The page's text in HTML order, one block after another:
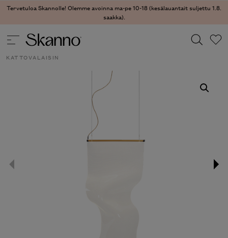
Tervetuloa Skannolle! Olemme avoinna ma-pe 10-18 (kesälauantait suljettu 1.8.
saakka).
Type 2 or more characters for results.
KATTOVALAISIN